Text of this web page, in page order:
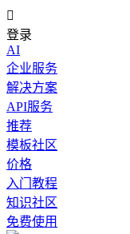

登录
AI
企业服务
解决方案
API服务
推荐
模板社区
价格
入门教程
知识社区
免费使用